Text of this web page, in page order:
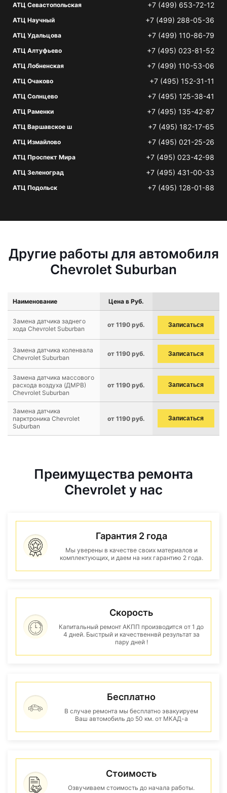
АТЦ Севастопольская +7 (499) 653-72-12
АТЦ Научный +7 (499) 288-05-36
АТЦ Удальцова +7 (499) 110-86-79
АТЦ Алтуфьево +7 (495) 023-81-52
АТЦ Лобненская +7 (499) 110-53-06
АТЦ Очаково +7 (495) 152-31-11
АТЦ Солнцево +7 (495) 125-38-41
АТЦ Раменки +7 (495) 135-42-87
АТЦ Варшавское ш +7 (495) 182-17-65
АТЦ Измайлово +7 (495) 021-25-26
АТЦ Проспект Мира +7 (495) 023-42-98
АТЦ Зеленоград +7 (495) 431-00-33
АТЦ Подольск +7 (495) 128-01-88
Другие работы для автомобиля
Chevrolet Suburban
Наименование Цена в Руб.
Замена датчика заднего
хода Chevrolet Suburban
от 1190 руб. Записаться
Замена датчика коленвала
Chevrolet Suburban
от 1190 руб. Записаться
Замена датчика массового
расхода воздуха (ДМРВ)
Chevrolet Suburban
от 1190 руб. Записаться
Замена датчика
парктроника Chevrolet
Suburban
от 1190 руб. Записаться
Преимущества ремонта
Chevrolet у нас
Гарантия 2 года
Мы уверены в качестве своих материалов и
комплектующих, и даем на них гарантию 2 года.
Скорость
Капитальный ремонт АКПП производится от 1 до
4 дней. Быстрый и качественнвй результат за
пару дней !
Бесплатно
В случае ремонта мы бесплатно эвакуируем
Ваш автомобиль до 50 км. от МКАД-а
Стоимость
Озвучиваем стоимость до начала работы.